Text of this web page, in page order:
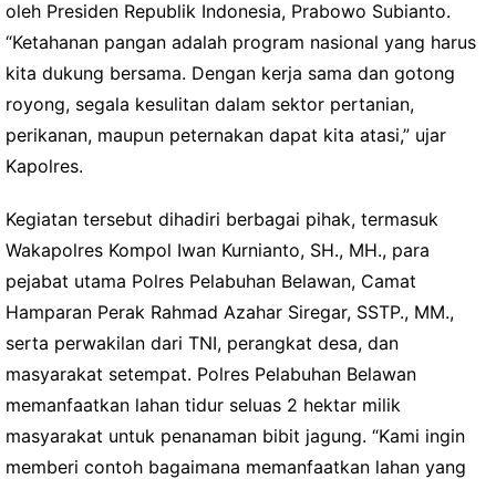
oleh Presiden Republik Indonesia, Prabowo Subianto.
“Ketahanan pangan adalah program nasional yang harus
kita dukung bersama. Dengan kerja sama dan gotong
royong, segala kesulitan dalam sektor pertanian,
perikanan, maupun peternakan dapat kita atasi,” ujar
Kapolres.
Kegiatan tersebut dihadiri berbagai pihak, termasuk
Wakapolres Kompol Iwan Kurnianto, SH., MH., para
pejabat utama Polres Pelabuhan Belawan, Camat
Hamparan Perak Rahmad Azahar Siregar, SSTP., MM.,
serta perwakilan dari TNI, perangkat desa, dan
masyarakat setempat. Polres Pelabuhan Belawan
memanfaatkan lahan tidur seluas 2 hektar milik
masyarakat untuk penanaman bibit jagung. “Kami ingin
memberi contoh bagaimana memanfaatkan lahan yang